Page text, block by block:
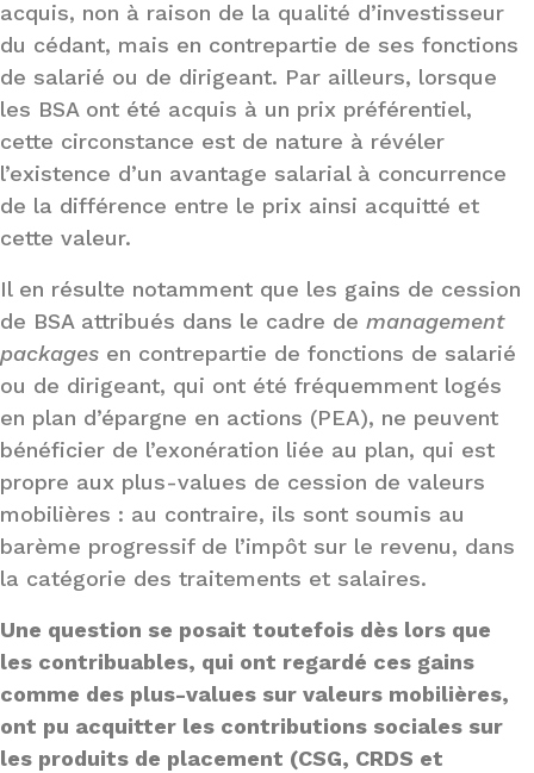
acquis, non à raison de la qualité d’investisseur
du cédant, mais en contrepartie de ses fonctions
de salarié ou de dirigeant. Par ailleurs, lorsque
les BSA ont été acquis à un prix préférentiel,
cette circonstance est de nature à révéler
l’existence d’un avantage salarial à concurrence
de la différence entre le prix ainsi acquitté et
cette valeur.
Il en résulte notamment que les gains de cession
de BSA attribués dans le cadre de management
packages en contrepartie de fonctions de salarié
ou de dirigeant, qui ont été fréquemment logés
en plan d’épargne en actions (PEA), ne peuvent
bénéficier de l’exonération liée au plan, qui est
propre aux plus-values de cession de valeurs
mobilières : au contraire, ils sont soumis au
barème progressif de l’impôt sur le revenu, dans
la catégorie des traitements et salaires.
Une question se posait toutefois dès lors que
les contribuables, qui ont regardé ces gains
comme des plus-values sur valeurs mobilières,
ont pu acquitter les contributions sociales sur
les produits de placement (CSG, CRDS et